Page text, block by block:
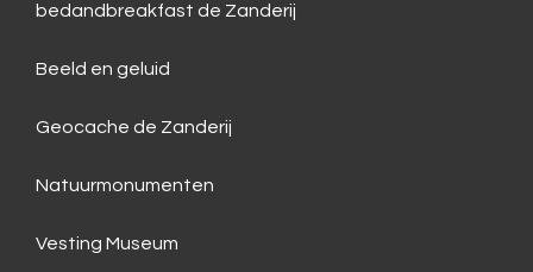
bedandbreakfast de Zanderij
Beeld en geluid
Geocache de Zanderij
Natuurmonumenten
Vesting Museum